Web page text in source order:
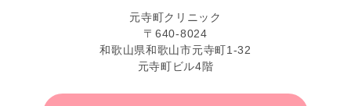
元寺町クリニック
〒640-8024
和歌山県和歌山市元寺町1-32
元寺町ビル4階